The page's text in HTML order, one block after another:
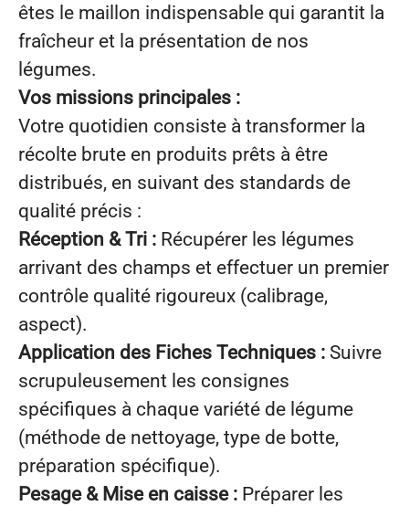
êtes le maillon indispensable qui garantit la
fraîcheur et la présentation de nos
légumes.
Vos missions principales :
Votre quotidien consiste à transformer la
récolte brute en produits prêts à être
distribués, en suivant des standards de
qualité précis :
Réception & Tri : Récupérer les légumes
arrivant des champs et effectuer un premier
contrôle qualité rigoureux (calibrage,
aspect).
Application des Fiches Techniques : Suivre
scrupuleusement les consignes
spécifiques à chaque variété de légume
(méthode de nettoyage, type de botte,
préparation spécifique).
Pesage & Mise en caisse : Préparer les